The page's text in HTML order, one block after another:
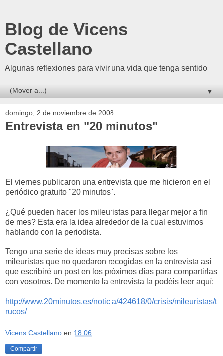
Blog de Vicens
Castellano
Algunas reflexiones para vivir una vida que tenga sentido
▼
domingo, 2 de noviembre de 2008
Entrevista en "20 minutos"
El viernes publicaron una entrevista que me hicieron en el
periódico gratuito "20 minutos".
¿Qué pueden hacer los mileuristas para llegar mejor a fin
de mes? Esta era la idea alrededor de la cual estuvimos
hablando con la periodista.
Tengo una serie de ideas muy precisas sobre los
mileuristas que no quedaron recogidas en la entrevista así
que escribiré un post en los próximos días para compartirlas
con vosotros. De momento la entrevista la podéis leer aquí:
http://www.20minutos.es/noticia/424618/0/crisis/mileuristas/t
rucos/
Vicens Castellano en 18:06
Compartir